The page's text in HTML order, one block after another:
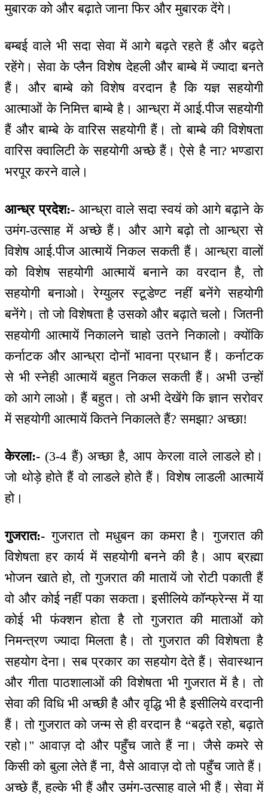
मुबारक को और बढ़ाते जाना फिर और मुबारक देंगे।
बम्बई वाले भी सदा सेवा में आगे बढ़ते रहते हैं और बढ़ते
रहेंगे। सेवा के प्लैन विशेष देहली और बाम्बे में ज्यादा बनते
हैं। और बाम्बे को विशेष वरदान है कि यज्ञ सहयोगी
आत्माओं के निमित्त बाम्बे है। आन्ध्रा में आई.पीज सहयोगी
हैं और बाम्बे के वारिस सहयोगी हैं। तो बाम्बे की विशेषता
वारिस क्वालिटी के सहयोगी अच्छे हैं। ऐसे है ना? भण्डारा
भरपूर करने वाले।
आन्ध्र प्रदेश:- आन्ध्रा वाले सदा स्वयं को आगे बढ़ाने के
उमंग-उत्साह में अच्छे हैं। और आगे बढ़ो तो आन्ध्रा से
विशेष आई.पीज आत्मायें निकल सकती हैं। आन्ध्रा वालों
को विशेष सहयोगी आत्मायें बनाने का वरदान है, तो
सहयोगी बनाओ। रेग्युलर स्टूडेण्ट नहीं बनेंगे सहयोगी
बनेंगे। तो जो विशेषता है उसको और बढ़ाते चलो। जितनी
सहयोगी आत्मायें निकालने चाहो उतने निकालो। क्योंकि
कर्नाटक और आन्ध्रा दोनों भावना प्रधान हैं। कर्नाटक
से भी स्नेही आत्मायें बहुत निकल सकती हैं। अभी उन्हों
को आगे लाओ। हैं बहुत। तो अभी देखेंगे कि ज्ञान सरोवर
में सहयोगी आत्मायें कितने निकालते हैं? समझा? अच्छा!
केरला:- (3-4 हैं) अच्छा है, आप केरला वाले लाडले हो।
जो थोड़े होते हैं वो लाडले होते हैं। विशेष लाडली आत्मायें
हो।
गुजरात:- गुजरात तो मधुबन का कमरा है। गुजरात की
विशेषता हर कार्य में सहयोगी बनने की है। आप ब्रह्मा
भोजन खाते हो, तो गुजरात की मातायें जो रोटी पकाती हैं
वो और कोई नहीं पका सकता। इसीलिये कॉन्फ्रेन्स में या
कोई भी फंक्शन होता है तो गुजरात की माताओं को
निमन्‍त्रण ज्यादा मिलता है। तो गुजरात की विशेषता है
सहयोग देना। सब प्रकार का सहयोग देते हैं। सेवास्थान
और गीता पाठशालाओं की विशेषता भी गुजरात में है। तो
सेवा की विधि भी अच्छी है और वृद्धि भी है इसीलिये वरदानी
हैं। तो गुजरात को जन्म से ही वरदान है “बढ़ते रहो, बढ़ाते
रहो।'' आवाज़ दो और पहुँच जाते हैं ना। जैसे कमरे से
किसी को बुला लेते हैं ना, वैसे आवाज़ दो तो पहुँच जाते हैं।
अच्छे हैं, हल्के भी हैं और उमंग-उत्साह वाले भी हैं। सेवा में